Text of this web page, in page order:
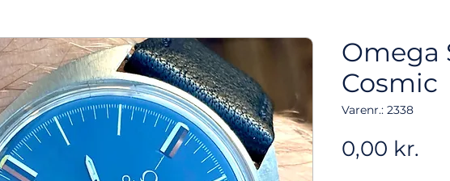
Omega
Cosmic
Varenr.: 2338
0,00 kr.